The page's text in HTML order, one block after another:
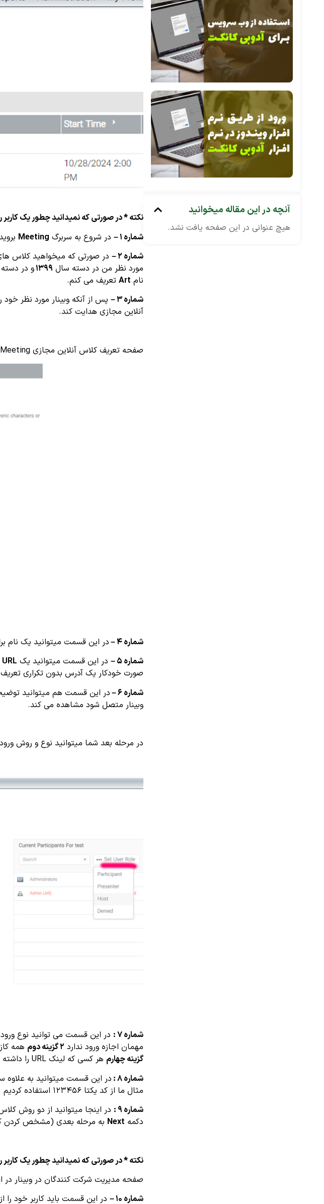
آنچه در این مقاله میخوانید
هیچ عنوانی در این صفحه یافت نشد.
نکته * در صورتی که نمیدانید چطور یک کاربر
شماره ۱ –
در شروع به سربرگ Meeting
شماره ۲ –
در صورتی که میخواهید کلاس
مورد نظر من در دسته سال ۱۳۹۹و در
نام Art تعریف می کنم.
شماره ۳ –
پس از آنکه وبینار مورد نظر خود
آنلاین مجازی هدایت کند.
صفحه تعریف کلاس آنلاین مجازی Meeting را به طور مثال در تصویر زیر می توانید مشاهده کنید.
شماره ۴ –
در این قسمت میتوانید یک نام
شماره ۵ –
در این قسمت میتوانید یک URL
صورت خودکار یک آدرس بدون تکراری
شماره ۶ –
در این قسمت هم میتوانید
وبینار متصل شود مشاهده می کند.
در مرحله بعد شما میتوانید نوع و روش ورود
شماره ۷ : در این قسمت می توانید نوع
مهمان اجازه ورود ندارد ۲ گزینه دوم همه
گزینه چهارم هر کسی که لینک URL را داشته باشد.
شماره ۸ :
در این قسمت میتوانید به
مثال ما از کد یکتا ۱۲۳۴۵۶ استفاده کردیم
شماره ۹ :
در اینجا میتوانید از دو روش
دکمه Next به مرحله بعدی (مشخص کردن
نکته * در صورتی که نمیدانید چطور یک کاربر
صفحه مدیریت شرکت کنندگان در وبینار
شماره ۱۰ –
در این قسمت باید کاربر خود را